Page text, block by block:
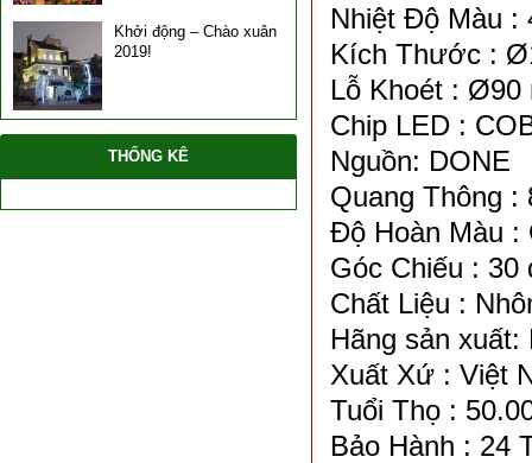
Khởi động – Chào xuân
2019!
THỐNG KÊ
Nhiệt Độ Màu :
Kích Thước :
Lỗ Khoét : Ø90
Chip LED :
Nguồn: DONE
Quang Thông :
Độ Hoàn Màu :
Góc Chiếu : 30
Chất Liệu :
Hãng sản xuất:
Xuất Xứ : Việt
Tuổi Thọ :
Bảo Hành : 24